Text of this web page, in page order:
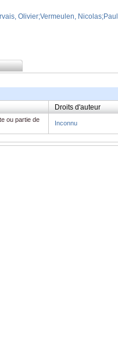
Olivier;Vermeulen, Nicolas;Paul,
Droits d'auteur
ou partie de
Inconnu